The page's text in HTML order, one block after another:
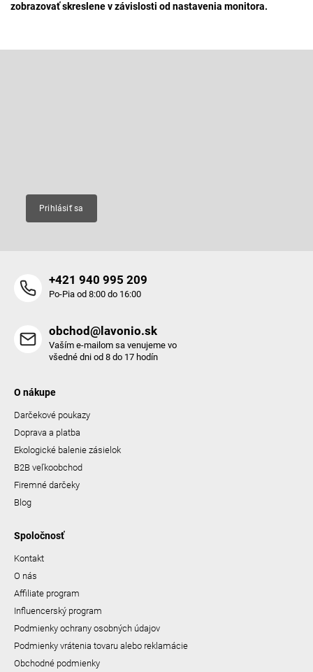
zobrazovať skreslene v závislosti od nastavenia monitora.
Prihlásiť sa
+421 940 995 209
Po-Pia od 8:00 do 16:00
obchod@lavonio.sk
Vaším e-mailom sa venujeme vo
všedné dni od 8 do 17 hodín
O nákupe
Darčekové poukazy
Doprava a platba
Ekologické balenie zásielok
B2B veľkoobchod
Firemné darčeky
Blog
Spoločnosť
Kontakt
O nás
Affiliate program
Influencerský program
Podmienky ochrany osobných údajov
Podmienky vrátenia tovaru alebo reklamácie
Obchodné podmienky